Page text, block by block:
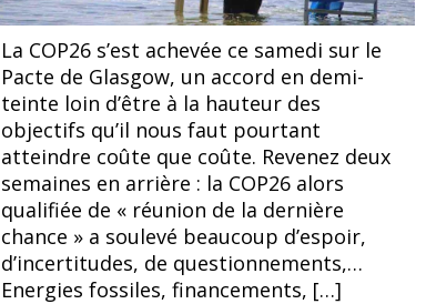
La COP26 s’est achevée ce samedi sur le
Pacte de Glasgow, un accord en demi-
teinte loin d’être à la hauteur des
objectifs qu’il nous faut pourtant
atteindre coûte que coûte. Revenez deux
semaines en arrière : la COP26 alors
qualifiée de « réunion de la dernière
chance » a soulevé beaucoup d’espoir,
d’incertitudes, de questionnements,…
Energies fossiles, financements, […]